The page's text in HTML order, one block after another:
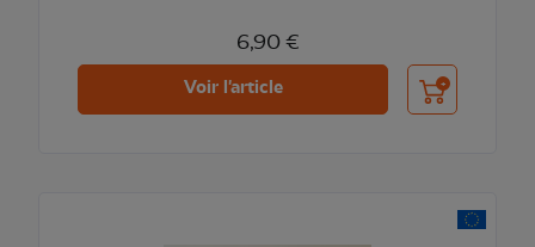
6,90 €
Voir l'article Ajouter au